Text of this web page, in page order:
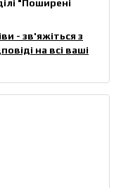
"Поширені
- зв'яжіться з
на всі ваші